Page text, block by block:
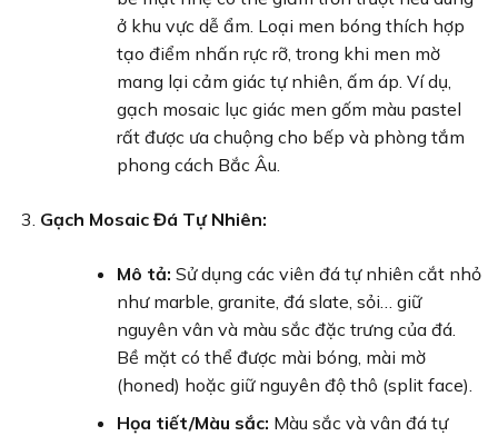
ở khu vực dễ ẩm. Loại men bóng thích hợp
tạo điểm nhấn rực rỡ, trong khi men mờ
mang lại cảm giác tự nhiên, ấm áp. Ví dụ,
gạch mosaic lục giác men gốm màu pastel
rất được ưa chuộng cho bếp và phòng tắm
phong cách Bắc Âu.
Gạch Mosaic Đá Tự Nhiên:
Mô tả: Sử dụng các viên đá tự nhiên cắt nhỏ
như marble, granite, đá slate, sỏi… giữ
nguyên vân và màu sắc đặc trưng của đá.
Bề mặt có thể được mài bóng, mài mờ
(honed) hoặc giữ nguyên độ thô (split face).
Họa tiết/Màu sắc: Màu sắc và vân đá tự